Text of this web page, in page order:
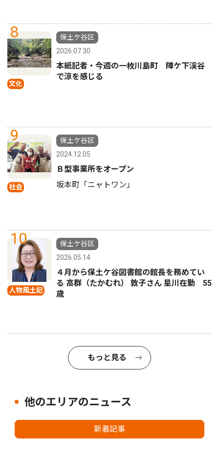
8
文化
保土ケ谷区
2026.07.30
本紙記者・今週の一枚川島町 陣ケ下渓谷
で涼を感じる
9
社会
保土ケ谷区
2024.12.05
Ｂ型事業所をオープン
坂本町「ニャトワン」
10
人物風土記
保土ケ谷区
2026.05.14
４月から保土ケ谷図書館の館長を務めてい
る 高群（たかむれ） 敦子さん 星川在勤 55
歳
もっと見る
他のエリアのニュース
新着記事